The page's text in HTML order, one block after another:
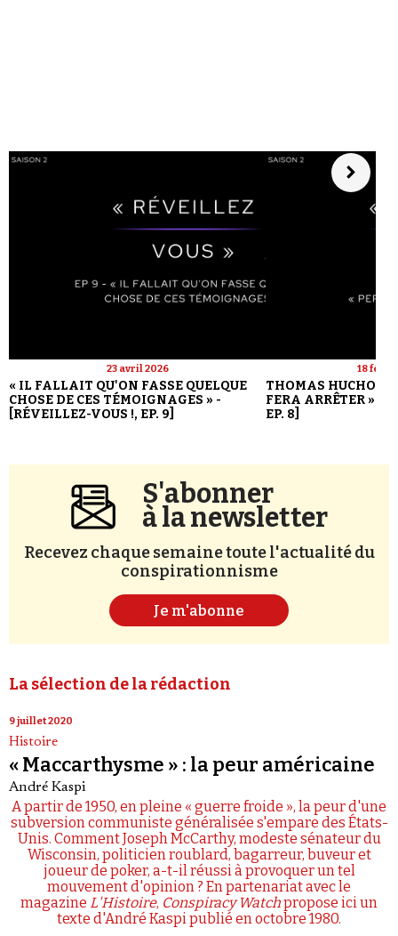
23 avril 2026
« IL FALLAIT QU'ON FASSE QUELQUE
CHOSE DE CES TÉMOIGNAGES » -
[RÉVEILLEZ-VOUS !, EP. 9]
18
THOMAS HUCHON :
FERA ARRÊTER » -
EP. 8]
S'abonner
à la newsletter
Recevez chaque semaine toute l'actualité du
conspirationnisme
Je m'abonne
La sélection de la rédaction
9 juillet 2020
Histoire
« Maccarthysme » : la peur américaine
André Kaspi
A partir de 1950, en pleine « guerre froide », la peur d'une
subversion communiste généralisée s'empare des États-
Unis. Comment Joseph McCarthy, modeste sénateur du
Wisconsin, politicien roublard, bagarreur, buveur et
joueur de poker, a-t-il réussi à provoquer un tel
mouvement d'opinion ? En partenariat avec le
magazine L'Histoire, Conspiracy Watchpropose ici un
texte d'André Kaspi publié en octobre 1980.